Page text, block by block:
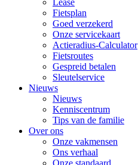
Lease
Fietsplan
Goed verzekerd
Onze servicekaart
Actieradius-Calculator
Fietsroutes
Gespreid betalen
Sleutelservice
Nieuws
Nieuws
Kenniscentrum
Tips van de familie
Over ons
Onze vakmensen
Ons verhaal
Onze standaard